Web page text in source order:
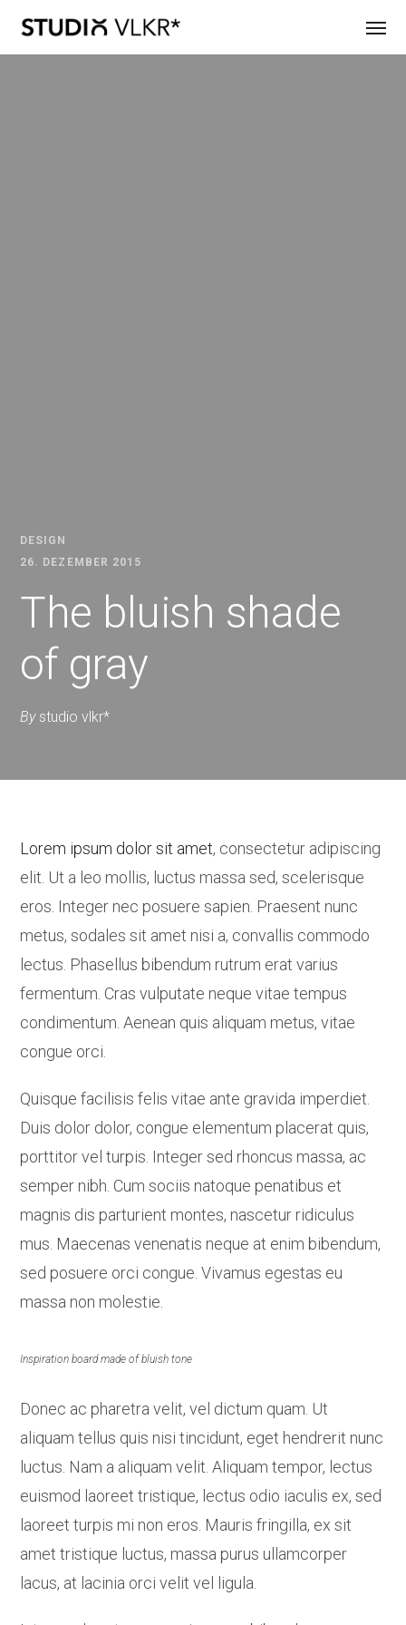
DESIGN
26. DEZEMBER 2015
The bluish shade
of gray
By studio vlkr*
Lorem ipsum dolor sit amet, consectetur adipiscing
elit. Ut a leo mollis, luctus massa sed, scelerisque
eros. Integer nec posuere sapien. Praesent nunc
metus, sodales sit amet nisi a, convallis commodo
lectus. Phasellus bibendum rutrum erat varius
fermentum. Cras vulputate neque vitae tempus
condimentum. Aenean quis aliquam metus, vitae
congue orci.
Quisque facilisis felis vitae ante gravida imperdiet.
Duis dolor dolor, congue elementum placerat quis,
porttitor vel turpis. Integer sed rhoncus massa, ac
semper nibh. Cum sociis natoque penatibus et
magnis dis parturient montes, nascetur ridiculus
mus. Maecenas venenatis neque at enim bibendum,
sed posuere orci congue. Vivamus egestas eu
massa non molestie.
Inspiration board made of bluish tone
Donec ac pharetra velit, vel dictum quam. Ut
aliquam tellus quis nisi tincidunt, eget hendrerit nunc
luctus. Nam a aliquam velit. Aliquam tempor, lectus
euismod laoreet tristique, lectus odio iaculis ex, sed
laoreet turpis mi non eros. Mauris fringilla, ex sit
amet tristique luctus, massa purus ullamcorper
lacus, at lacinia orci velit vel ligula.